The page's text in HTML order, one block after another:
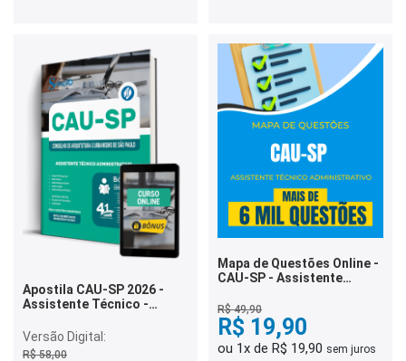
Apostila CAU-SP 2026 -
Assistente Técnico -
Versão Digital:
R$ 58,00
Mapa de Questões Online -
CAU-SP - Assistente
Mil Questões
R$ 49,90
R$ 19,90
ou 1x de R$ 19,90 sem juros